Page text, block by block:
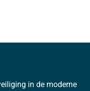
in de moderne